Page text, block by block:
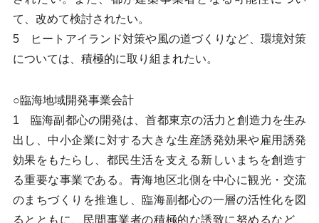
て、改めて検討されたい。
5 ヒートアイランド対策や風の道づくりなど、環境対策
については、積極的に取り組まれたい。
○臨海地域開発事業会計
1 臨海副都心の開発は、首都東京の活力と創造力を生み
出し、中小企業に対する大きな生産誘発効果や雇用誘発
効果をもたらし、都民生活を支える新しいまちを創造す
る重要な事業である。青海地区北側を中心に観光・交流
のまちづくりを推進し、臨海副都心の一層の活性化を図
るとともに、民間事業者の積極的な誘致に努めるなど、